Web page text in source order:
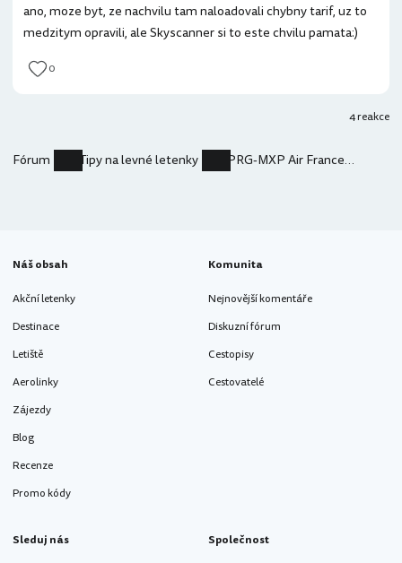
ano, moze byt, ze nachvilu tam naloadovali chybny tarif, uz to
medzitym opravili, ale Skyscanner si to este chvilu pamata:)
0
4 reakce
Fórum Tipy na levné letenky PRG-MXP Air France 204Kč v září
Náš obsah
Akční letenky
Destinace
Letiště
Aerolinky
Zájezdy
Blog
Recenze
Promo kódy
Komunita
Nejnovější komentáře
Diskuzní fórum
Cestopisy
Cestovatelé
Sleduj nás Společnost